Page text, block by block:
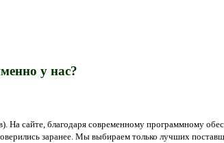
у нас?
На сайте, благодаря современному программному
заранее. Мы выбираем только лучших